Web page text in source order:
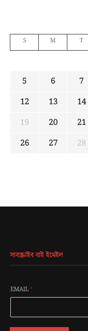
S M T
5
6 7
12
13 14
19
20 21
26
27 28
সাবস্ক্রাইব বাই ইমেইল
EMAIL*